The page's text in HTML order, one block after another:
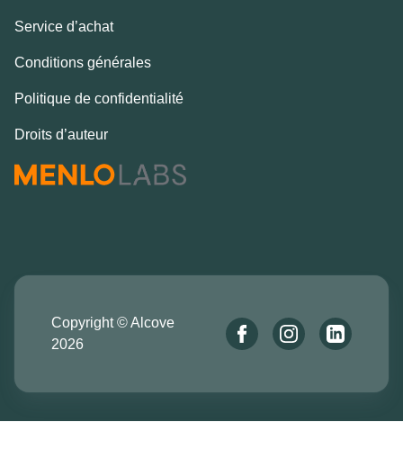
Service d’achat
Conditions générales
Politique de confidentialité
Droits d’auteur
Copyright © Alcove
2026